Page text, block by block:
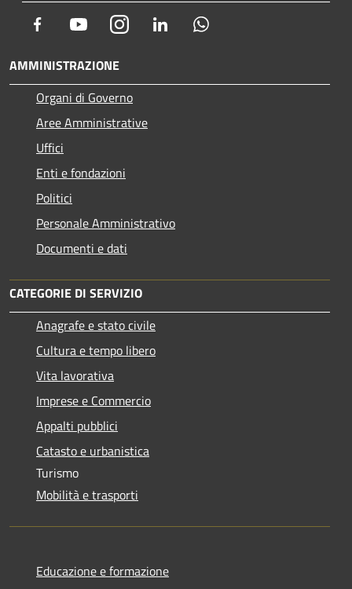
Facebook YoutubeInstagram LinkedIn
AMMINISTRAZIONE
Organi di Governo
Aree Amministrative
Uffici
Enti e fondazioni
Politici
Personale Amministrativo
Documenti e dati
CATEGORIE DI SERVIZIO
Anagrafe e stato civile
Cultura e tempo libero
Vita lavorativa
Imprese e Commercio
Appalti pubblici
Catasto e urbanistica
Turismo
Mobilità e trasporti
Educazione e formazione